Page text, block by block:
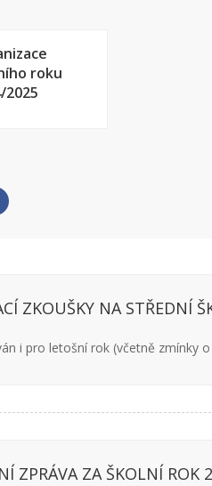
roku
2025
ZKOUŠKY NA STŘEDNÍ
i pro letošní rok (včetně zmínky
ZPRÁVA ZA ŠKOLNÍ ROK